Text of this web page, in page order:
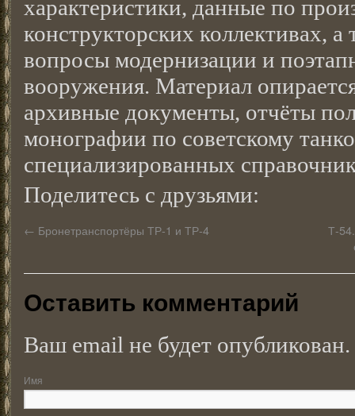
характеристики, данные по
конструкторских коллективах,
вопросы модернизации и
вооружения. Материал
архивные документы, отчёты
монографии по советскому
специализированных
Поделитесь с друзьями:
← Бронетранспортёры ТР-1 и ТР-4
Т-
Оставить комментарий
Ваш email не будет опубликован.
Имя